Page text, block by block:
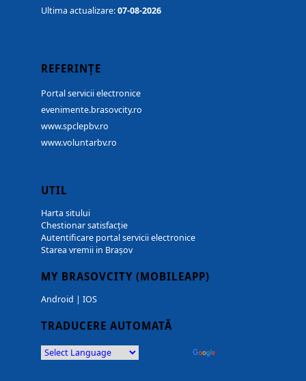
Ultima actualizare:07-08-2026
REFERINȚE
Portal servicii electronice
evenimente.brasovcity.ro
www.spclepbv.ro
www.voluntarbv.ro
UTIL
Harta sitului
Chestionar satisfacție
Autentificare portal servicii electronice
Starea vremii in Brașov
MY BRASOVCITY (MOBILEAPP)
Android | IOS
TRADUCERE AUTOMATĂ